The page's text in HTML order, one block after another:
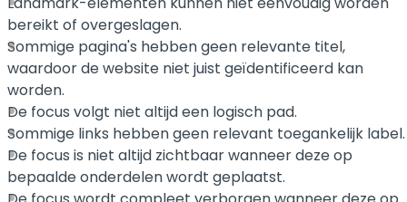
bereikt of overgeslagen.
Sommige pagina's hebben geen relevante titel,
waardoor de website niet juist geïdentificeerd kan
worden.
De focus volgt niet altijd een logisch pad.
Sommige links hebben geen relevant toegankelijk label.
De focus is niet altijd zichtbaar wanneer deze op
bepaalde onderdelen wordt geplaatst.